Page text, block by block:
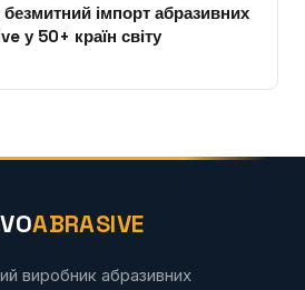
безмитний імпорт абразивних
у 50+ країн світу
ABRASIVE
виробник абразивних